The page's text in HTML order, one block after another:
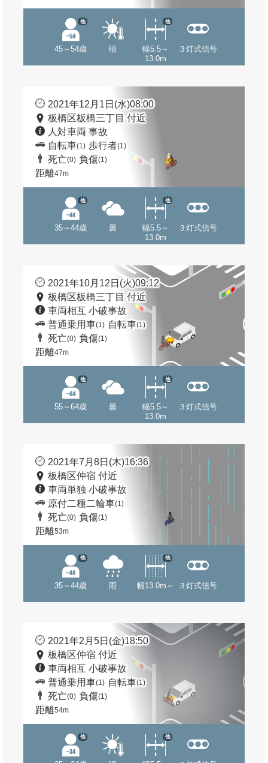
45～54歳
他
晴
幅5.5～
13.0m
他
３灯式信号
2021年12月1日(水)08:00
板橋区板橋三丁目 付近
人対車両 事故
自転車(1) 歩行者(1)
死亡(0) 負傷(1)
距離47m
35～44歳
他
曇
幅5.5～
13.0m
他
３灯式信号
2021年10月12日(火)09:12
板橋区板橋三丁目 付近
車両相互 小破事故
普通乗用車(1) 自転車(1)
死亡(0) 負傷(1)
距離47m
55～64歳
他
曇
幅5.5～
13.0m
他
３灯式信号
2021年7月8日(木)16:36
板橋区仲宿 付近
車両単独 小破事故
原付二種二輪車(1)
死亡(0) 負傷(1)
距離53m
35～44歳
他
雨 幅13.0m～
他
３灯式信号
2021年2月5日(金)18:50
板橋区仲宿 付近
車両相互 小破事故
普通乗用車(1) 自転車(1)
死亡(0) 負傷(1)
距離54m
他 他